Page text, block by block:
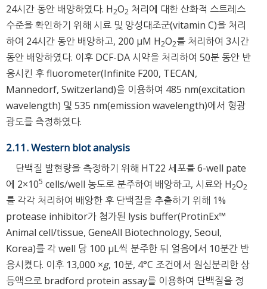
24시간 동안 배양하였다. H2O2 처리에 대한 산화적 스트레스
수준을 확인하기 위해 시료 및 양성대조군(vitamin C)을 처리
하여 24시간 동안 배양하고, 200 μM H2O2를 처리하여 3시간
동안 배양하였다. 이후 DCF-DA 시약을 처리하여 50분 동안 반
응시킨 후 fluorometer(Infinite F200, TECAN,
Mannedorf, Switzerland)을 이용하여 485 nm(excitation
wavelength) 및 535 nm(emission wavelength)에서 형광
광도를 측정하였다.
2.11. Western blot analysis
단백질 발현량을 측정하기 위해 HT22 세포를 6-well pate
에 2×105 cells/well 농도로 분주하여 배양하고, 시료와 H2O2
를 각각 처리하여 배양한 후 단백질을 추출하기 위해 1%
protease inhibitor가 첨가된 lysis buffer(ProtinEx™
Animal cell/tissue, GeneAll Biotechnology, Seoul,
Korea)를 각 well 당 100 μL씩 분주한 뒤 얼음에서 10분간 반
응시켰다. 이후 13,000 ×g, 10분, 4°C 조건에서 원심분리한 상
등액으로 bradford protein assay를 이용하여 단백질을 정